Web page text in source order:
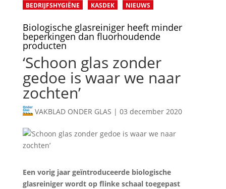
BEDRIJFSHYGIËNE KASDEK NIEUWS
Biologische glasreiniger heeft minder
beperkingen dan fluorhoudende
producten
‘Schoon glas zonder
gedoe is waar we naar
zochten’
VAKBLAD ONDER GLAS | 03 december 2020
Een vorig jaar geïntroduceerde biologische
glasreiniger wordt op flinke schaal toegepast